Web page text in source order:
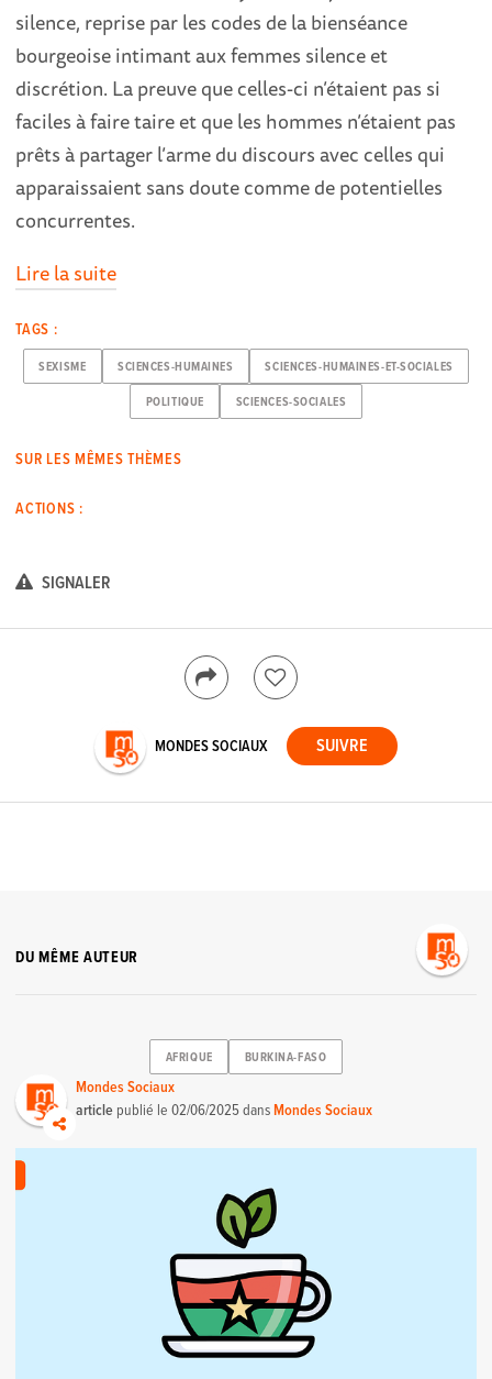
silence, reprise par les codes de la bienséance
bourgeoise intimant aux femmes silence et
discrétion. La preuve que celles-ci n’étaient pas si
faciles à faire taire et que les hommes n’étaient pas
prêts à partager l’arme du discours avec celles qui
apparaissaient sans doute comme de potentielles
concurrentes.
Lire la suite
TAGS :
SEXISME SCIENCES-HUMAINES SCIENCES-HUMAINES-ET-SOCIALES
POLITIQUE SCIENCES-SOCIALES
SUR LES MÊMES THÈMES
ACTIONS :
SIGNALER
MONDES SOCIAUX
DU MÊME AUTEUR
AFRIQUE BURKINA-FASO
Mondes Sociaux
article publié le02/06/2025dansMondes Sociaux